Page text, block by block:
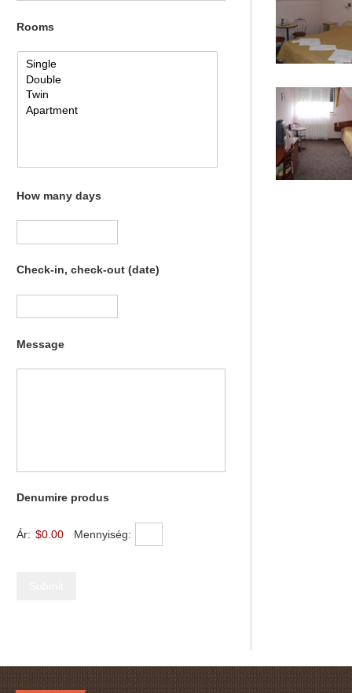
Rooms
How many days
Check-in, check-out (date)
Message
Denumire produs
Ár: $0.00 Mennyiség: